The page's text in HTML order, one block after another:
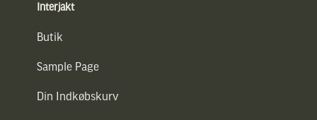
Interjakt
Butik
Sample Page
Din Indkøbskurv